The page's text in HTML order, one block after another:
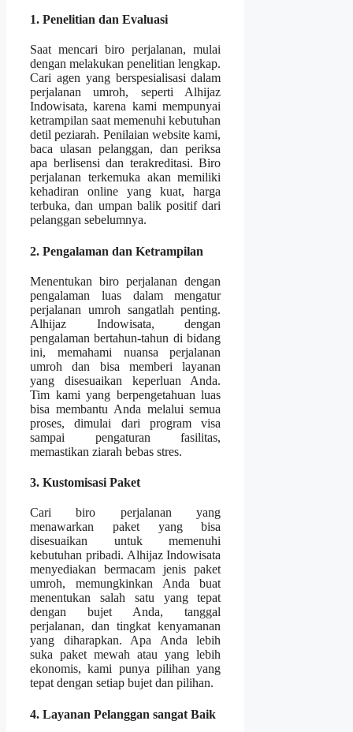
1. Penelitian dan Evaluasi
Saat mencari biro perjalanan, mulai
dengan melakukan penelitian lengkap.
Cari agen yang berspesialisasi dalam
perjalanan umroh, seperti Alhijaz
Indowisata, karena kami mempunyai
ketrampilan saat memenuhi kebutuhan
detil peziarah. Penilaian website kami,
baca ulasan pelanggan, dan periksa
apa berlisensi dan terakreditasi. Biro
perjalanan terkemuka akan memiliki
kehadiran online yang kuat, harga
terbuka, dan umpan balik positif dari
pelanggan sebelumnya.
2. Pengalaman dan Ketrampilan
Menentukan biro perjalanan dengan
pengalaman luas dalam mengatur
perjalanan umroh sangatlah penting.
Alhijaz Indowisata, dengan
pengalaman bertahun-tahun di bidang
ini, memahami nuansa perjalanan
umroh dan bisa memberi layanan
yang disesuaikan keperluan Anda.
Tim kami yang berpengetahuan luas
bisa membantu Anda melalui semua
proses, dimulai dari program visa
sampai pengaturan fasilitas,
memastikan ziarah bebas stres.
3. Kustomisasi Paket
Cari biro perjalanan yang
menawarkan paket yang bisa
disesuaikan untuk memenuhi
kebutuhan pribadi. Alhijaz Indowisata
menyediakan bermacam jenis paket
umroh, memungkinkan Anda buat
menentukan salah satu yang tepat
dengan bujet Anda, tanggal
perjalanan, dan tingkat kenyamanan
yang diharapkan. Apa Anda lebih
suka paket mewah atau yang lebih
ekonomis, kami punya pilihan yang
tepat dengan setiap bujet dan pilihan.
4. Layanan Pelanggan sangat Baik